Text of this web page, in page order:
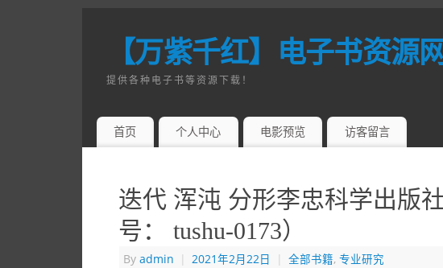
【万紫千红】电子书资源
提供各种电子书等资源下载！
首页 个人中心 电影预览 访客留言
迭代 浑沌 分形李忠科学出版
号： tushu-0173）
By admin | 2021年2月22日 | 全部书籍, 专业研究